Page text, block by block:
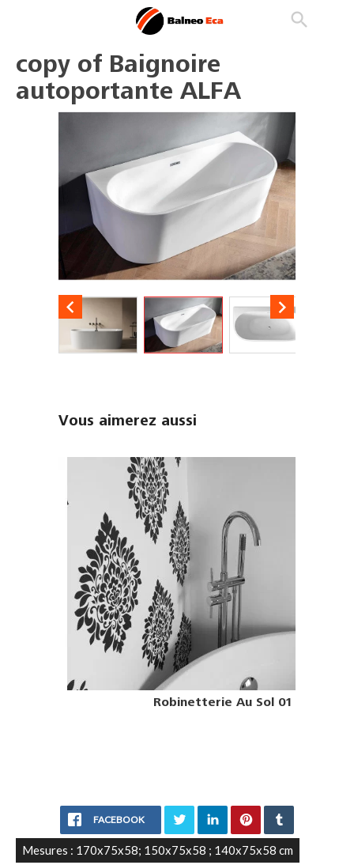
search
copy of Baignoire
autoportante ALFA
 
Vous aimerez aussi
Robinetterie Au Sol 01
FACEBOOK
Mesures : 170x75x58; 150x75x58 ; 140x75x58 cm